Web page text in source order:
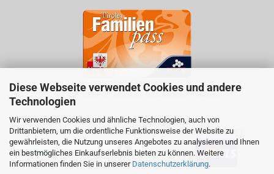
Diese Webseite verwendet Cookies und andere
Technologien
Wir verwenden Cookies und ähnliche Technologien, auch von
Drittanbietern, um die ordentliche Funktionsweise der Website zu
gewährleisten, die Nutzung unseres Angebotes zu analysieren und Ihnen
ein bestmögliches Einkaufserlebnis bieten zu können. Weitere
Informationen finden Sie in unserer Datenschutzerklärung.
5% auf viele im Geschäft erhältlichen Produkte
ZAHLUNGSARTEN VERSANDART: